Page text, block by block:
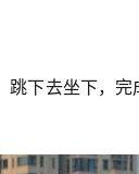
跳下去坐下，完